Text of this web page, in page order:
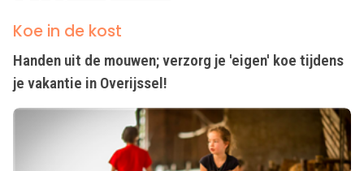
Koe in de kost
Handen uit de mouwen; verzorg je 'eigen' koe tijdens
je vakantie in Overijssel!